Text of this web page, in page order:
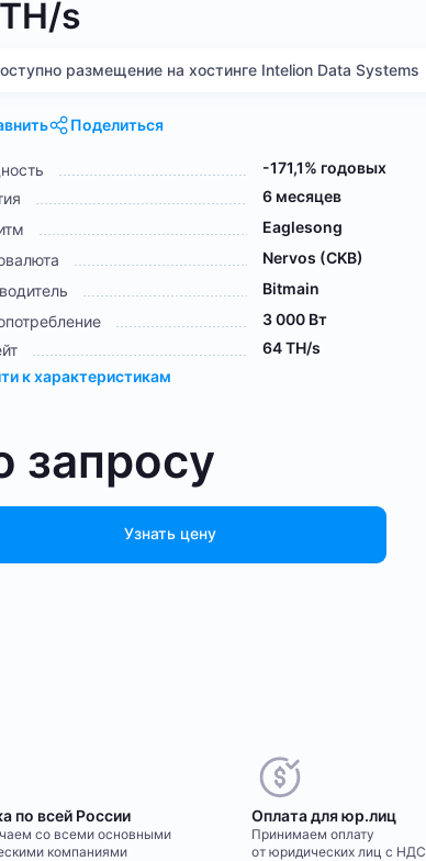
s
размещение на хостинге Intelion Data Systems
Поделиться
-171,1% годовых
6 месяцев
Eaglesong
Nervos (CKB)
Bitmain
3 000 Вт
64 TH/s
к характеристикам
запросу
Узнать цену
по всей России
со всеми основными
компаниями
Оплата для юр.лиц
Принимаем оплату
от юридических лиц с НДС